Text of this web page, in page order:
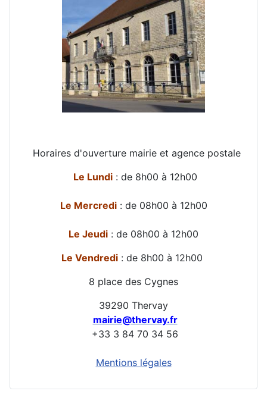
Horaires d'ouverture mairie et agence postale
Le Lundi: de 8h00 à 12h00
Le Mercredi: de 08h00 à 12h00
Le Jeudi : de 08h00 à 12h00
Le Vendredi : de 8h00 à 12h00
8 place des Cygnes
39290 Thervay
mairie@thervay.fr
+33 3 84 70 34 56
Mentions légales